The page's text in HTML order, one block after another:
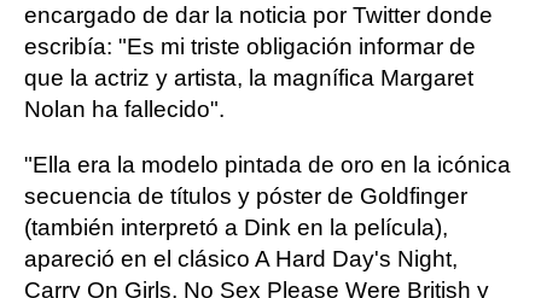
encargado de dar la noticia por Twitter donde
escribía: "Es mi triste obligación informar de
que la actriz y artista, la magnífica Margaret
Nolan ha fallecido".
"Ella era la modelo pintada de oro en la icónica
secuencia de títulos y póster de Goldfinger
(también interpretó a Dink en la película),
apareció en el clásico A Hard Day's Night,
Carry On Girls, No Sex Please Were British y